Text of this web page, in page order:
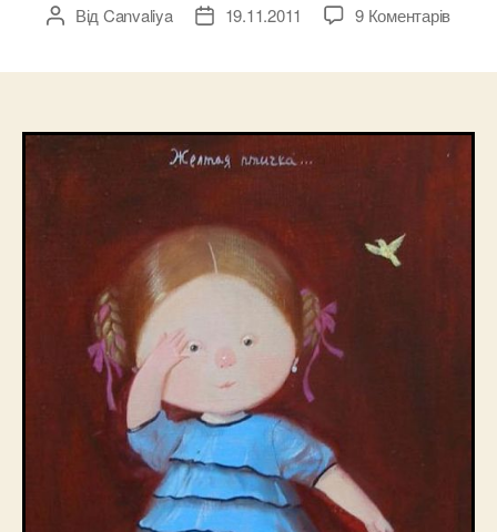
Автор
Від Canvaliya
Дата19.11.2011 9 Коментарівдо